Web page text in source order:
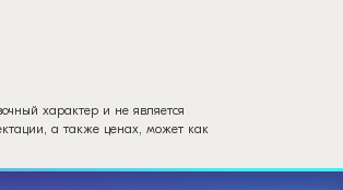
характер и не является
а также ценах, может как